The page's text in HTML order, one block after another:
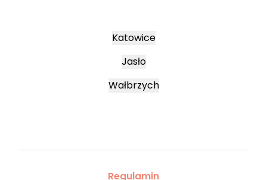
Katowice
Jasło
Wałbrzych
Regulamin